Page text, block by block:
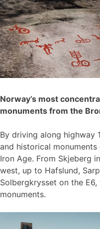
Norway’s most
monuments from the
By driving along highway
and historical
Iron Age. From Skjeberg
west, up to Hafslund,
Solbergkrysset on the
monuments.